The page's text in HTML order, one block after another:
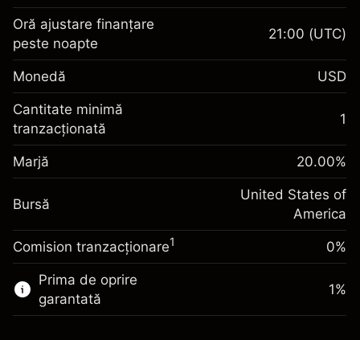
Marja. Investiția Dvs.
$1,000.00
Ajustare finanțare peste
noapte
Taxat la valoarea totală a
poziției
-0.021596
Dimensiunea tranzacției cu efect de levier
~$5,000.00
Bani din efectul de levier ~ $
$4,000.00
Accesați platforma
Marja. Investiția Dvs.
noapte
-0.000626
%
(-$0.03)
Dimensiunea tranzacției cu efect de levier
~$5,000.00
Bani din efectul de levier ~ $
Oră ajustare finanțare
peste noapte
21:00 (UTC)
Monedă USD
Cantitate minimă
tranzacționată
1
Marjă 20.00%
Bursă
United States of
America
Comision tranzacționare1 0%
Prima de oprire
garantată
1%